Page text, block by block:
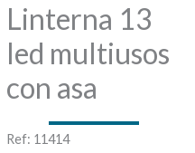
Linterna 13
led multiusos
con asa
Ref: 11414